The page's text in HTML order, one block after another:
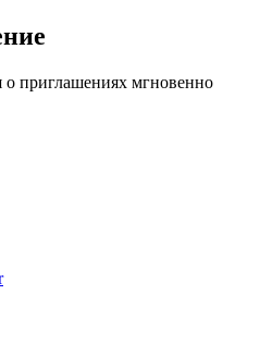
о приглашениях мгновенно